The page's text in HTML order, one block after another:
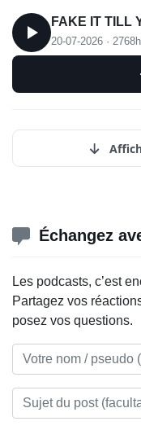
FAKE IT TILL
20-07-2026 ·
Échangez
Les podcasts, c’est
Partagez vos
posez vos questions.